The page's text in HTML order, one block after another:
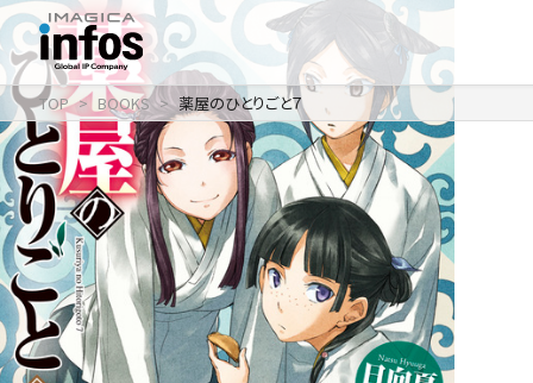
IP / MEDIA
事業紹介 TOP
出版事業
ライトアニメ事業
メディア事業
COMPANY
会社情報 TOP
RECRUIT
TOP BOOKS 薬屋のひとりごと７